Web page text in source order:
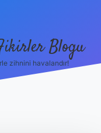
Blogu
zihnini havalandır!